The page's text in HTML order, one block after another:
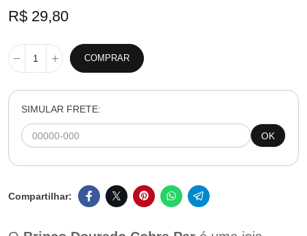
R$ 29,80
COMPRAR
SIMULAR FRETE:
OK